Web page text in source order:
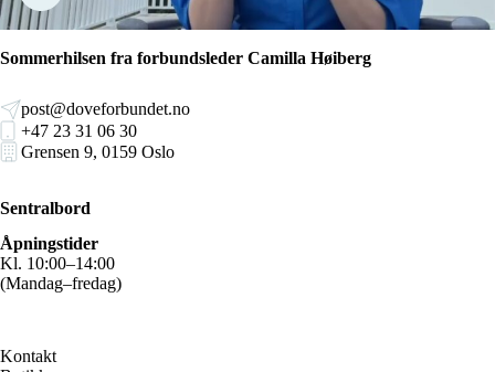
Sommerhilsen fra forbundsleder Camilla Høiberg
post@doveforbundet.no
+47 23 31 06 30
Grensen 9, 0159 Oslo
Sentralbord
Åpningstider
Kl. 10:00–14:00
(Mandag–fredag)
Kontakt